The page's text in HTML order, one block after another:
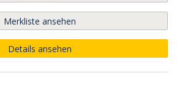
Merkliste ansehen
Details ansehen